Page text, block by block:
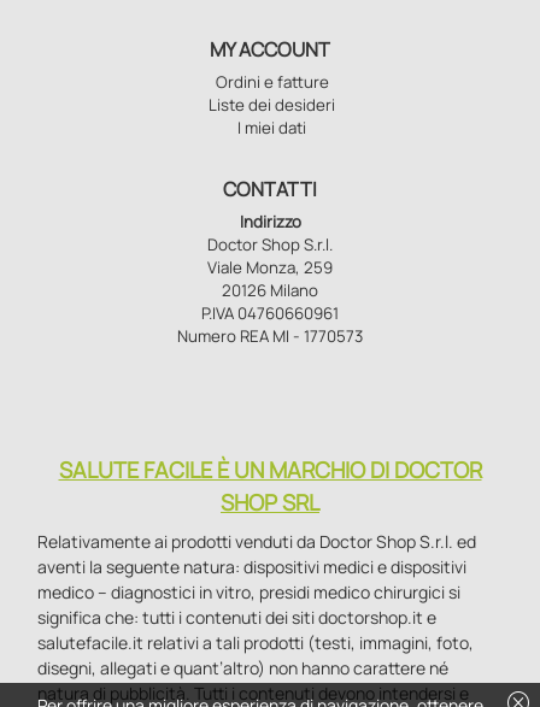
MY ACCOUNT
Ordini e fatture
Liste dei desideri
I miei dati
CONTATTI
Indirizzo
Doctor Shop S.r.l.
Viale Monza, 259
20126 Milano
P.IVA 04760660961
Numero REA MI - 1770573
SALUTE FACILE È UN MARCHIO DI DOCTOR
SHOP SRL
Relativamente ai prodotti venduti da Doctor Shop S.r.l. ed
aventi la seguente natura: dispositivi medici e dispositivi
medico – diagnostici in vitro, presidi medico chirurgici si
significa che: tutti i contenuti dei siti doctorshop.it e
salutefacile.it relativi a tali prodotti (testi, immagini, foto,
disegni, allegati e quant’altro) non hanno carattere né
natura di pubblicità. Tutti i contenuti devono intendersi e